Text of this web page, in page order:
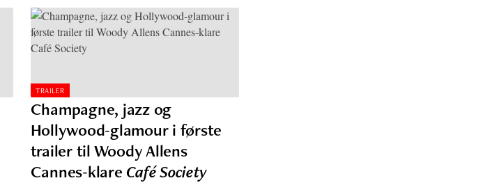
TRAILER
Champagne, jazz og
Hollywood-glamour i første
trailer til Woody Allens
Cannes-klareCafé Society